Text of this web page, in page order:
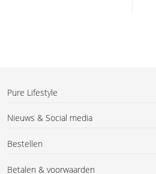
Pure Lifestyle
Nieuws & Social media
Bestellen
Betalen & voorwaarden